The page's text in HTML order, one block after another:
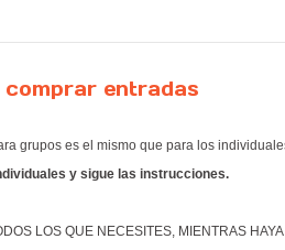
entradas
grupos es el mismo que para los
y sigue las instrucciones.
LOS QUE NECESITES, MIENTRAS